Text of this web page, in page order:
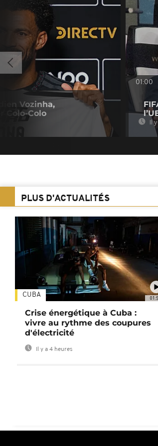
Vozinha,
Colo-Colo
01:00
Il
PLUS D'ACTUALITÉS
CUBA
Crise énergétique à Cuba :
vivre au rythme des coupures
d'électricité
Il y a 4 heures